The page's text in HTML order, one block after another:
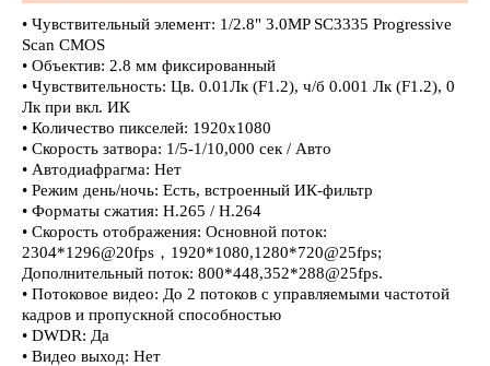
• Чувствительный элемент: 1/2.8" 3.0MP SC3335 Progressive
Scan CMOS
• Объектив: 2.8 мм фиксированный
• Чувствительность: Цв. 0.01Лк (F1.2), ч/б 0.001 Лк (F1.2), 0
Лк при вкл. ИК
• Количество пикселей: 1920х1080
• Скорость затвора: 1/5-1/10,000 сек / Авто
• Автодиафрагма: Нет
• Режим день/ночь: Есть, встроенный ИК-фильтр
• Форматы сжатия: H.265 / H.264
• Скорость отображения: Основной поток:
2304*1296@20fps，1920*1080,1280*720@25fps;
Дополнительный поток: 800*448,352*288@25fps.
• Потоковое видео: До 2 потоков с управляемыми частотой
кадров и пропускной способностью
• DWDR: Да
• Видео выход: Нет